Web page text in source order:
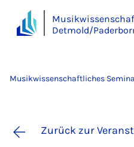
Detmold/
Musikwissenschaftliches
Zurück zur